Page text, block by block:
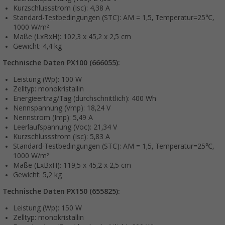
Kurzschlussstrom (Isc): 4,38 A
Standard-Testbedingungen (STC): AM = 1,5, Temperatur=25℃,
1000 W/m²
Maße (LxBxH): 102,3 x 45,2 x 2,5 cm
Gewicht: 4,4 kg
Technische Daten PX100 (666055):
Leistung (Wp): 100 W
Zelltyp: monokristallin
Energieertrag/Tag (durchschnittlich): 400 Wh
Nennspannung (Vmp): 18,24 V
Nennstrom (Imp): 5,49 A
Leerlaufspannung (Voc): 21,34 V
Kurzschlussstrom (Isc): 5,83 A
Standard-Testbedingungen (STC): AM = 1,5, Temperatur=25℃,
1000 W/m²
Maße (LxBxH): 119,5 x 45,2 x 2,5 cm
Gewicht: 5,2 kg
Technische Daten PX150 (655825):
Leistung (Wp): 150 W
Zelltyp: monokristallin